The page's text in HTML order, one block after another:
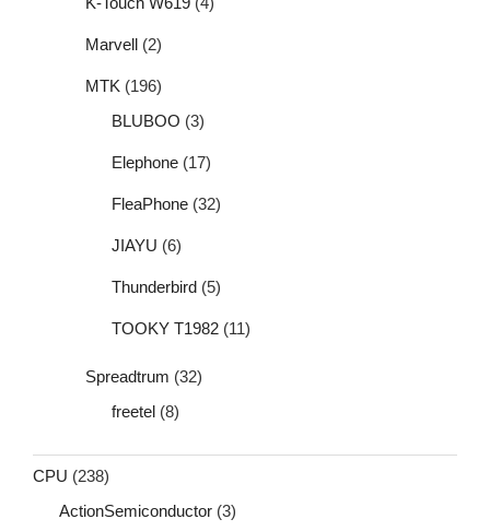
Marvell (2)
MTK (196)
BLUBOO (3)
Elephone (17)
FleaPhone (32)
JIAYU (6)
Thunderbird (5)
TOOKY T1982 (11)
Spreadtrum (32)
freetel (8)
CPU (238)
ActionSemiconductor (3)